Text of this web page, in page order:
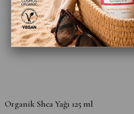
Organik Shea Yağı 125 ml